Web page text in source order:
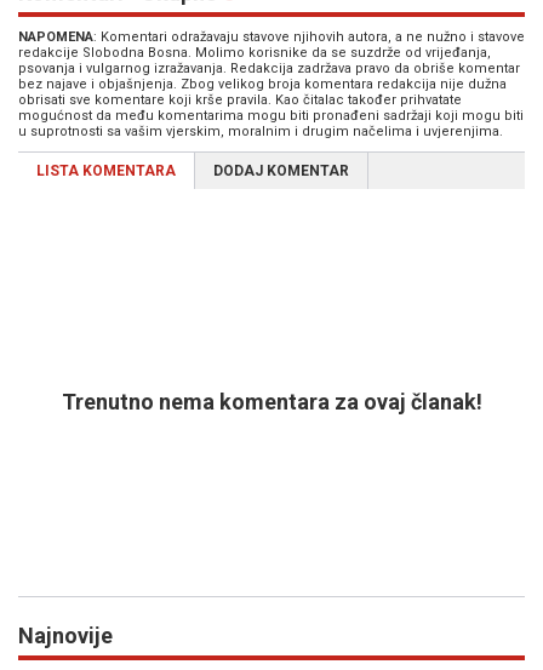
NAPOMENA: Komentari odražavaju stavove njihovih autora, a ne nužno i stavove
redakcije Slobodna Bosna. Molimo korisnike da se suzdrže od vrijeđanja,
psovanja i vulgarnog izražavanja. Redakcija zadržava pravo da obriše komentar
bez najave i objašnjenja. Zbog velikog broja komentara redakcija nije dužna
obrisati sve komentare koji krše pravila. Kao čitalac također prihvatate
mogućnost da među komentarima mogu biti pronađeni sadržaji koji mogu biti
u suprotnosti sa vašim vjerskim, moralnim i drugim načelima i uvjerenjima.
LISTA KOMENTARA DODAJ KOMENTAR
Trenutno nema komentara za ovaj članak!
Najnovije